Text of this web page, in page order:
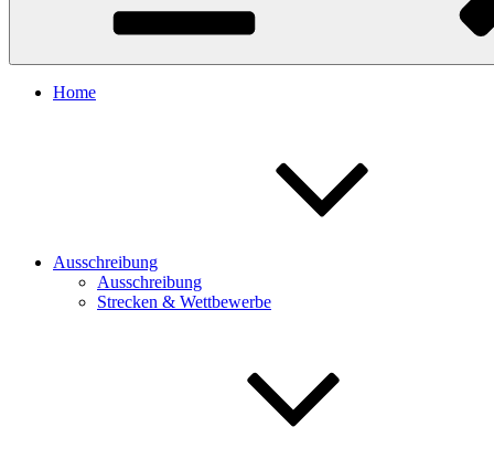
Home
Ausschreibung
Ausschreibung
Strecken & Wettbewerbe